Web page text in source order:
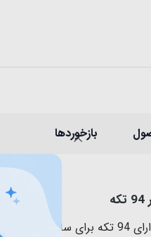
بازخوردها
اسباب بازی لگو قهرمانان مدل